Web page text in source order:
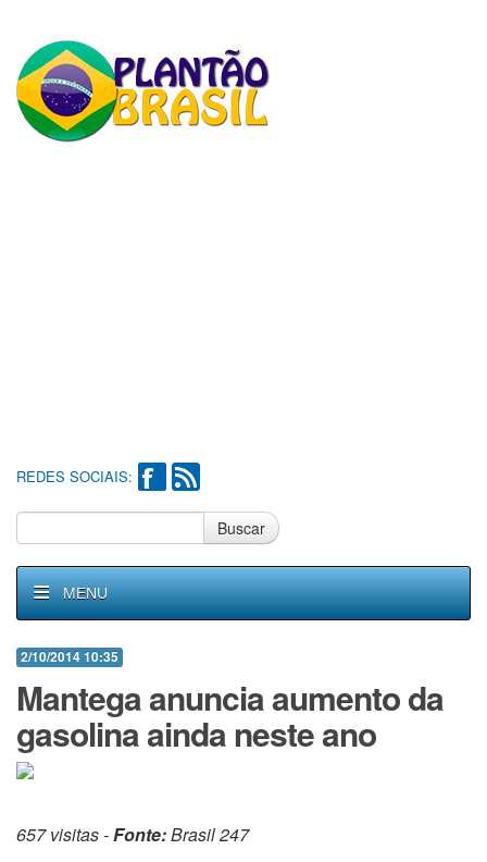
REDES SOCIAIS:
Buscar
MENU
2/10/2014 10:35
Mantega anuncia aumento da
gasolina ainda neste ano
657 visitas -Fonte:Brasil 247